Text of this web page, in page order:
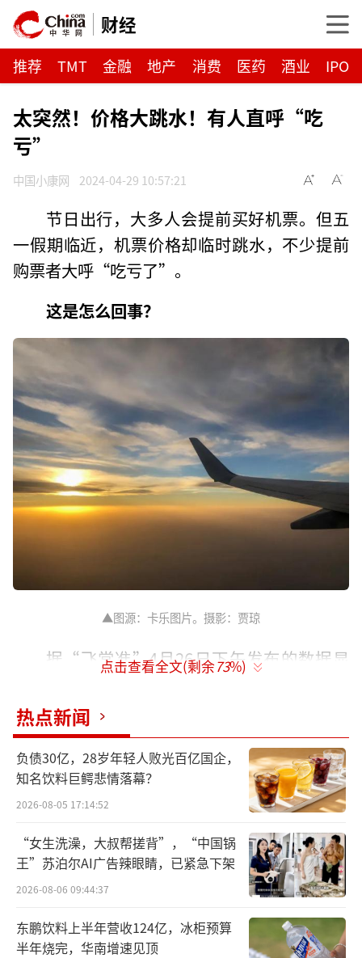
财经
推荐 TMT 金融 地产 消费 医药 酒业 IPO
太突然！价格大跳水！有人直呼“吃
亏”
中国小康网 2024-04-29 10:57:21
节日出行， 大多人会提前买好机票。 但五
一假期临近，机票价格却临时跳水， 不少提前
购票者大呼“吃亏了”。
这是怎么回事？
▲图源：卡乐图片。摄影：贾琼
据“飞常准”4月26日下午发布的数据显
51612架次，同比2023年“五一”假期增长8.9
9%，相比2019年增长36.2%。今年“五一”假
期中国民航将打破去年的纪录，迎来史上最
忙“五一”。
然而有些“违背常理”的是，近7天“五
一”假期境内经济舱机票均价为852元（不含
税），同比去年下跌1.13%，环比此前7天搜索
时的均价下跌22%。机票价格临时降价，让提
前购票的消费者大呼吃亏。
点击查看全文(剩余73%)
热点新闻
负债30亿，28岁年轻人败光百亿国企，
知名饮料巨鳄悲情落幕？
2026-08-05 17:14:52
“女生洗澡，大叔帮搓背”，“中国锅
王”苏泊尔AI广告辣眼睛，已紧急下架
2026-08-06 09:44:37
东鹏饮料上半年营收124亿，冰柜预算
半年烧完，华南增速见顶